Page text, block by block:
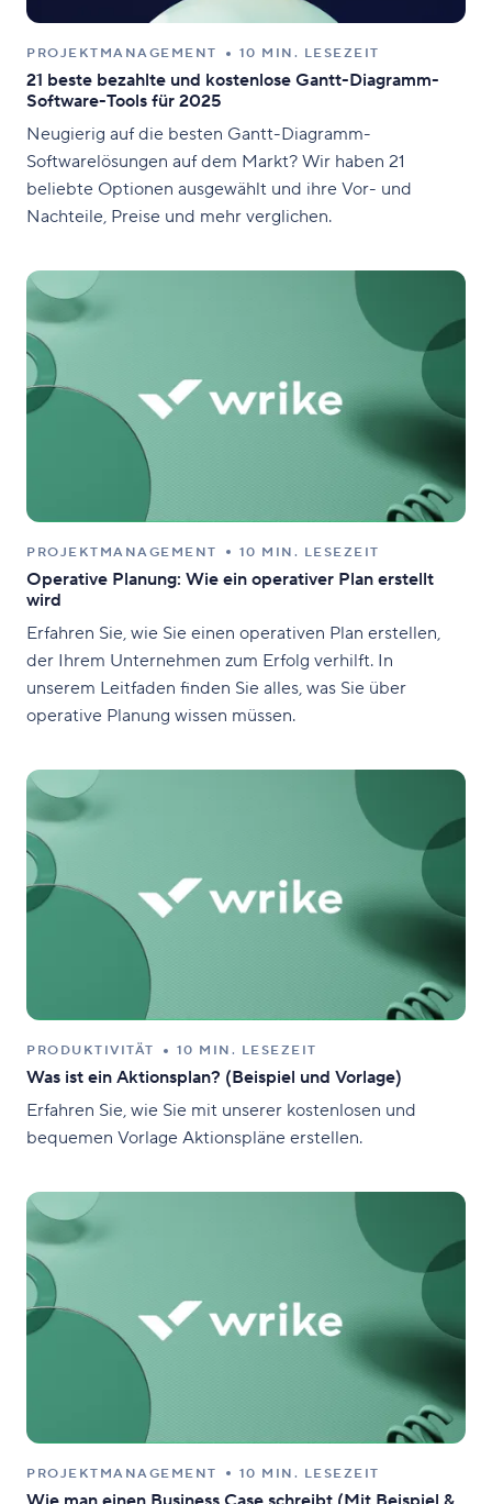
PROJEKTMANAGEMENT 10 MIN. LESEZEIT
21 beste bezahlte und kostenlose Gantt-Diagramm-
Software-Tools für 2025
Neugierig auf die besten Gantt-Diagramm-
Softwarelösungen auf dem Markt? Wir haben 21
beliebte Optionen ausgewählt und ihre Vor- und
Nachteile, Preise und mehr verglichen.
PROJEKTMANAGEMENT 10 MIN. LESEZEIT
Operative Planung: Wie ein operativer Plan erstellt
wird
Erfahren Sie, wie Sie einen operativen Plan erstellen,
der Ihrem Unternehmen zum Erfolg verhilft. In
unserem Leitfaden finden Sie alles, was Sie über
operative Planung wissen müssen.
PRODUKTIVITÄT 10 MIN. LESEZEIT
Was ist ein Aktionsplan? (Beispiel und Vorlage)
Erfahren Sie, wie Sie mit unserer kostenlosen und
bequemen Vorlage Aktionspläne erstellen.
PROJEKTMANAGEMENT 10 MIN. LESEZEIT